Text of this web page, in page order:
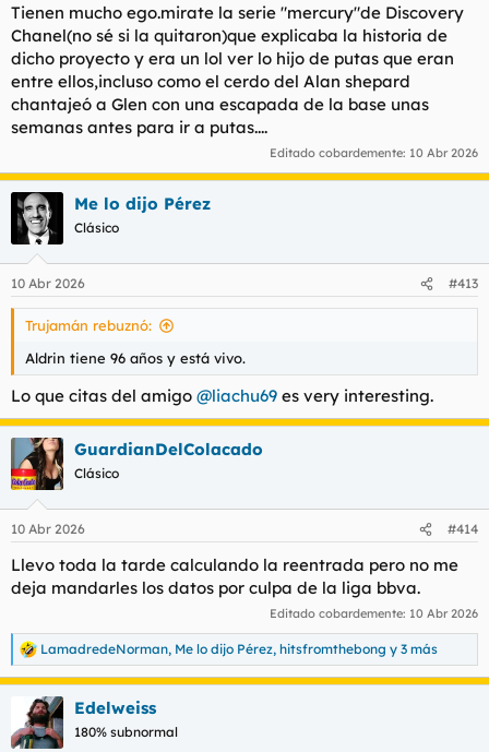
Tienen mucho ego.mirate la serie "mercury"de Discovery
Chanel(no sé si la quitaron)que explicaba la historia de
dicho proyecto y era un lol ver lo hijo de putas que eran
entre ellos,incluso como el cerdo del Alan shepard
chantajeó a Glen con una escapada de la base unas
semanas antes para ir a putas....
Editado cobardemente: 10 Abr 2026
Me lo dijo Pérez
Clásico
10 Abr 2026 #413
Trujamán rebuznó:
Aldrin tiene 96 años y está vivo.
Lo que citas del amigo @liachu69 es very interesting.
GuardianDelColacado
Clásico
10 Abr 2026 #414
Llevo toda la tarde calculando la reentrada pero no me
deja mandarles los datos por culpa de la liga bbva.
Editado cobardemente: 10 Abr 2026
R
e
a
c
i
LamadredeNorman, Me lo dijo Pérez, hitsfromthebong y 3 más
Edelweiss
180% subnormal